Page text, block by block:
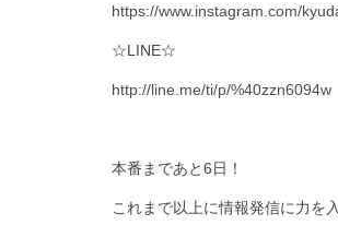
https://www.instagram.com/
☆LINE☆
http://line.me/ti/p/%40zzn6094w
本番まであと6日！
これまで以上に情報発信に力を